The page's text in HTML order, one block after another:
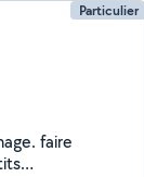
Particulier
faire